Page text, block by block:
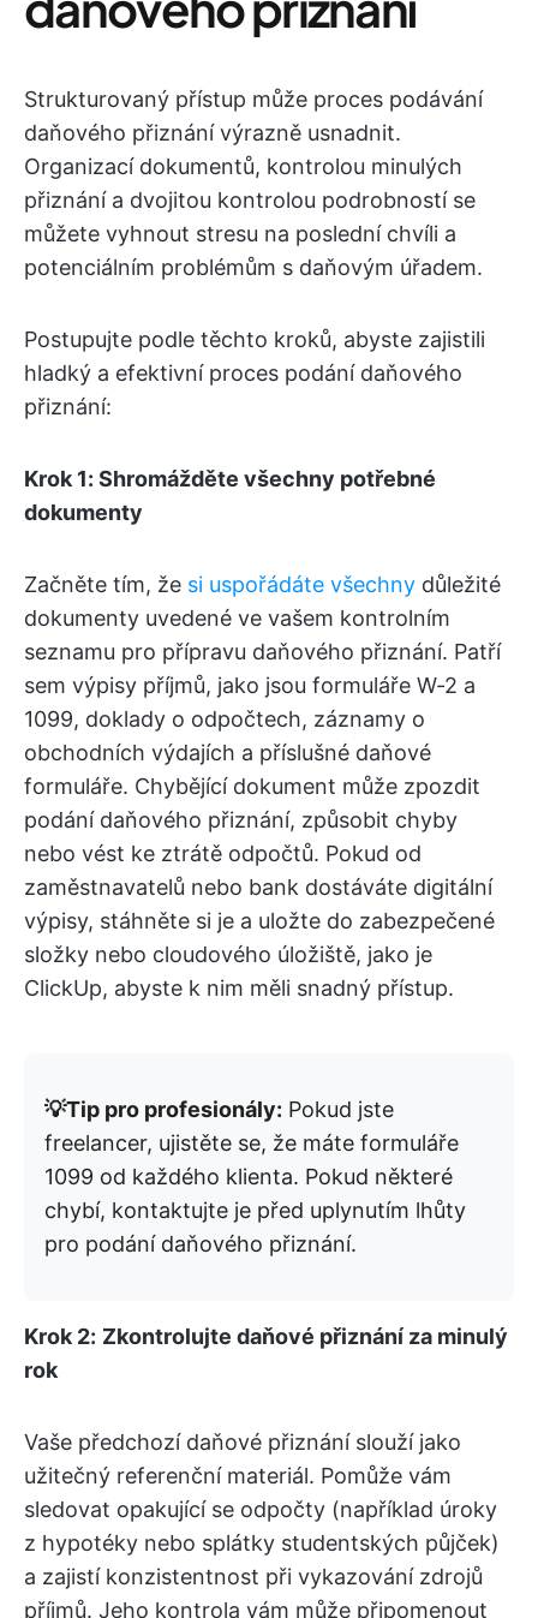
Strukturovaný přístup může proces podávání
daňového přiznání výrazně usnadnit.
Organizací dokumentů, kontrolou minulých
přiznání a dvojitou kontrolou podrobností se
můžete vyhnout stresu na poslední chvíli a
potenciálním problémům s daňovým úřadem.
Postupujte podle těchto kroků, abyste zajistili
hladký a efektivní proces podání daňového
přiznání:
Krok 1: Shromážděte všechny potřebné
dokumenty
Začněte tím, že si uspořádáte všechny důležité
dokumenty uvedené ve vašem kontrolním
seznamu pro přípravu daňového přiznání. Patří
sem výpisy příjmů, jako jsou formuláře W-2 a
1099, doklady o odpočtech, záznamy o
obchodních výdajích a příslušné daňové
formuláře. Chybějící dokument může zpozdit
podání daňového přiznání, způsobit chyby
nebo vést ke ztrátě odpočtů. Pokud od
zaměstnavatelů nebo bank dostáváte digitální
výpisy, stáhněte si je a uložte do zabezpečené
složky nebo cloudového úložiště, jako je
ClickUp, abyste k nim měli snadný přístup.
💡Tip pro profesionály: Pokud jste
freelancer, ujistěte se, že máte formuláře
1099 od každého klienta. Pokud některé
chybí, kontaktujte je před uplynutím lhůty
pro podání daňového přiznání.
Krok 2: Zkontrolujte daňové přiznání za minulý
rok
Vaše předchozí daňové přiznání slouží jako
užitečný referenční materiál. Pomůže vám
sledovat opakující se odpočty (například úroky
z hypotéky nebo splátky studentských půjček)
a zajistí konzistentnost při vykazování zdrojů
příjmů. Jeho kontrola vám může připomenout